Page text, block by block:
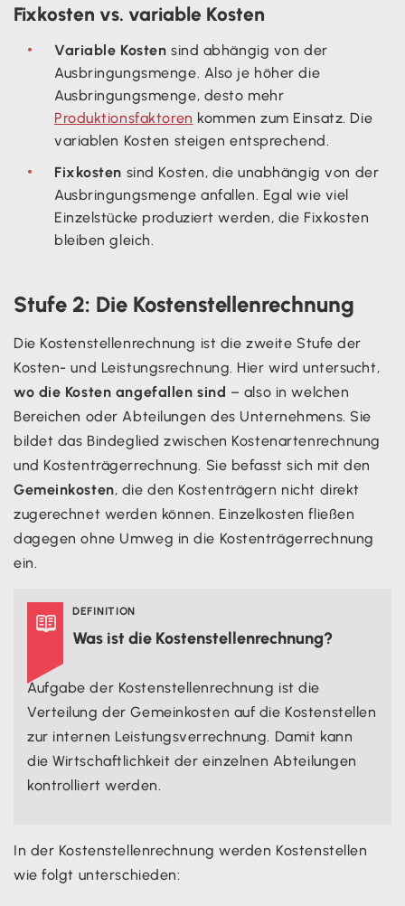
Fixkosten vs. variable Kosten
Variable Kosten sind abhängig von der
Ausbringungsmenge. Also je höher die
Ausbringungsmenge, desto mehr
Produktionsfaktoren kommen zum Einsatz. Die
variablen Kosten steigen entsprechend.
Fixkosten sind Kosten, die unabhängig von der
Ausbringungsmenge anfallen. Egal wie viel
Einzelstücke produziert werden, die Fixkosten
bleiben gleich.
Stufe 2: Die Kostenstellenrechnung
Die Kostenstellenrechnung ist die zweite Stufe der
Kosten- und Leistungsrechnung. Hier wird untersucht,
wo die Kosten angefallen sind – also in welchen
Bereichen oder Abteilungen des Unternehmens. Sie
bildet das Bindeglied zwischen Kostenartenrechnung
und Kostenträgerrechnung. Sie befasst sich mit den
Gemeinkosten, die den Kostenträgern nicht direkt
zugerechnet werden können. Einzelkosten fließen
dagegen ohne Umweg in die Kostenträgerrechnung
ein.
 DEFINITION
Was ist die Kostenstellenrechnung?
Aufgabe der Kostenstellenrechnung ist die
Verteilung der Gemeinkosten auf die Kostenstellen
zur internen Leistungsverrechnung. Damit kann
die Wirtschaftlichkeit der einzelnen Abteilungen
kontrolliert werden.
In der Kostenstellenrechnung werden Kostenstellen
wie folgt unterschieden: